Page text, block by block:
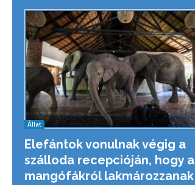
Állat
Elefántok vonulnak végig a
szálloda recepcióján, hogy a
mangófákról lakmározzanak